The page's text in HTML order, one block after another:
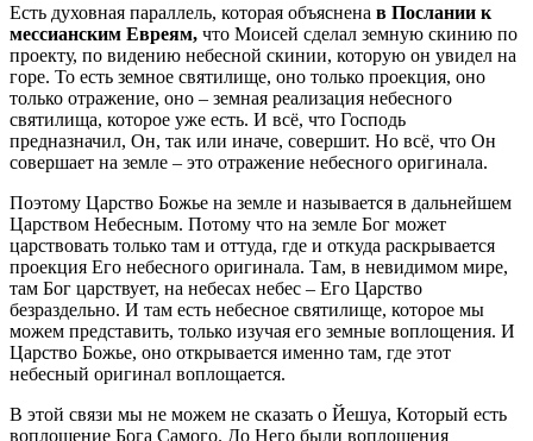
Есть духовная параллель, которая объяснена в Послании к
мессианским Евреям, что Моисей сделал земную скинию по
проекту, по видению небесной скинии, которую он увидел на
горе. То есть земное святилище, оно только проекция, оно
только отражение, оно – земная реализация небесного
святилища, которое уже есть. И всё, что Господь
предназначил, Он, так или иначе, совершит. Но всё, что Он
совершает на земле – это отражение небесного оригинала.
Поэтому Царство Божье на земле и называется в дальнейшем
Царством Небесным. Потому что на земле Бог может
царствовать только там и оттуда, где и откуда раскрывается
проекция Его небесного оригинала. Там, в невидимом мире,
там Бог царствует, на небесах небес – Его Царство
безраздельно. И там есть небесное святилище, которое мы
можем представить, только изучая его земные воплощения. И
Царство Божье, оно открывается именно там, где этот
небесный оригинал воплощается.
В этой связи мы не можем не сказать о Йешуа, Который есть
воплощение Бога Самого. До Него были воплощения